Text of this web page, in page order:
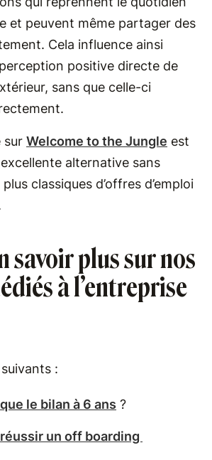
et peuvent même partager des
Cela influence ainsi
positive directe de
sans que celle-ci
sur Welcome to the Jungle est
alternative sans
classiques d’offres d’emploi
savoir plus sur nos
à l’entreprise
:
le bilan à 6 ans ?
un off boarding